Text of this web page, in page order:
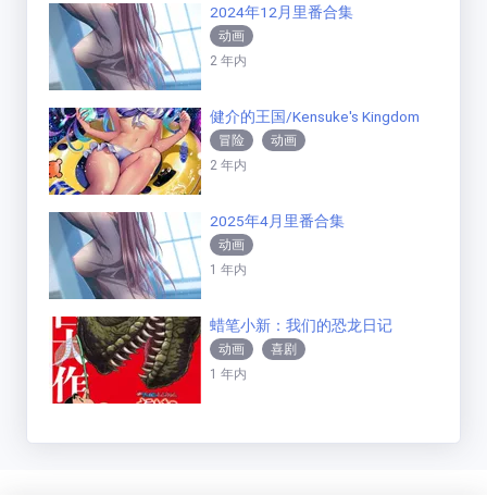
2024年12月里番合集
动画
2 年内
健介的王国/Kensuke's Kingdom
冒险
动画
2 年内
2025年4月里番合集
动画
1 年内
蜡笔小新：我们的恐龙日记
动画
喜剧
1 年内